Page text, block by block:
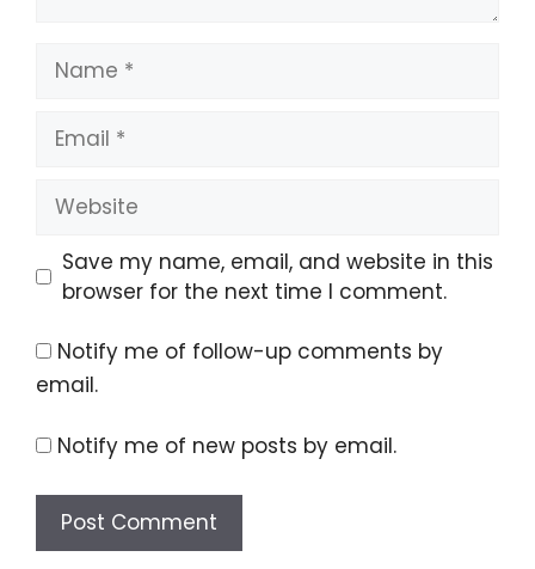
Name
Email
Website
Save my name, email, and website in this
browser for the next time I comment.
Notify me of follow-up comments by
email.
Notify me of new posts by email.